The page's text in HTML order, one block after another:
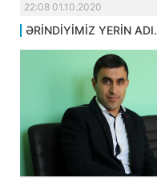
22:08 01.10.2020
ƏRİNDİYİMİZ YERİN ADI.